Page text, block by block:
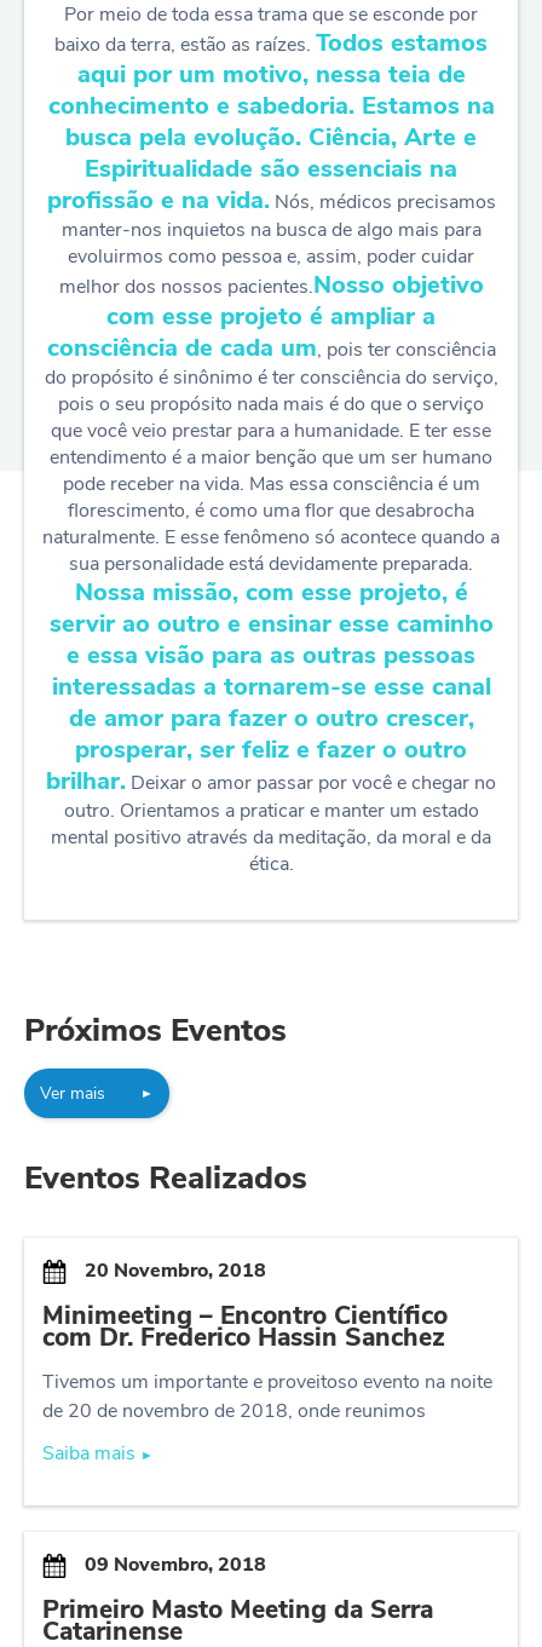
Por meio de toda essa trama que se esconde por
baixo da terra, estão as raízes. Todos estamos
aqui por um motivo, nessa teia de
conhecimento e sabedoria. Estamos na
busca pela evolução. Ciência, Arte e
Espiritualidade são essenciais na
profissão e na vida.Nós, médicos precisamos
manter-nos inquietos na busca de algo mais para
evoluirmos como pessoa e, assim, poder cuidar
melhor dos nossos pacientes.Nosso objetivo
com esse projeto é ampliar a
consciência de cada um, pois ter consciência
do propósito é sinônimo é ter consciência do serviço,
pois o seu propósito nada mais é do que o serviço
que você veio prestar para a humanidade. E ter esse
entendimento é a maior benção que um ser humano
pode receber na vida. Mas essa consciência é um
florescimento, é como uma flor que desabrocha
naturalmente. E esse fenômeno só acontece quando a
sua personalidade está devidamente preparada.
Nossa missão, com esse projeto, é
servir ao outro e ensinar esse caminho
e essa visão para as outras pessoas
interessadas a tornarem-se esse canal
de amor para fazer o outro crescer,
prosperar, ser feliz e fazer o outro
brilhar. Deixar o amor passar por você e chegar no
outro. Orientamos a praticar e manter um estado
mental positivo através da meditação, da moral e da
ética.
Próximos Eventos
Ver mais ►
Eventos Realizados
20 Novembro, 2018
Minimeeting – Encontro Científico
com Dr. Frederico Hassin Sanchez
Tivemos um importante e proveitoso evento na noite
de 20 de novembro de 2018, onde reunimos
médicos amigos dermatologistas, cirurgiões
tratamento da doença sistêmica com Erivedge.
Presença do renomado palestrante, médico Dr
Frederico Hassin Sanchez, Chefe do Centro de
Saiba mais ►
09 Novembro, 2018
Primeiro Masto Meeting da Serra
Catarinense